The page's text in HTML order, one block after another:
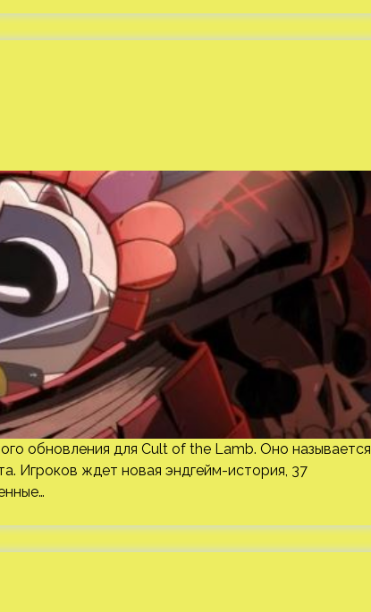
обновления для Cult of the Lamb. Оно называется
Игроков ждет новая эндгейм-история, 37